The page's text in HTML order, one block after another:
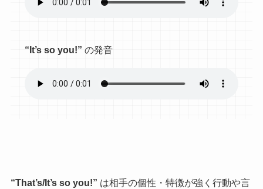
“It’s so you!” の発音
“That’s/It’s so you!” は相手の個性・特徴が強く行動や言